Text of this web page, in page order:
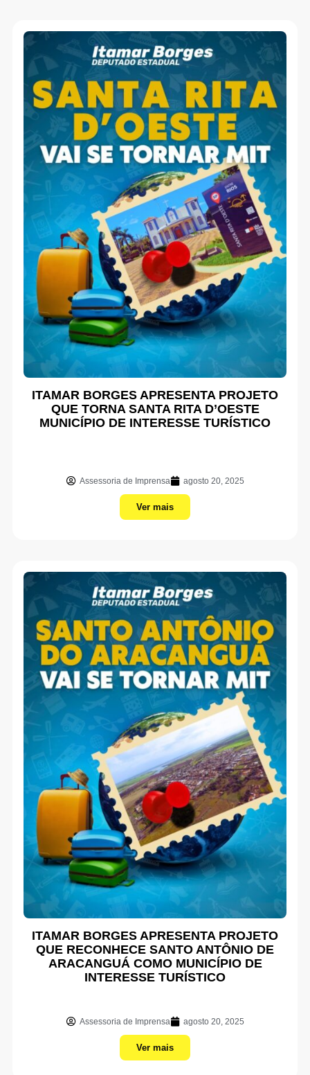
ITAMAR BORGES APRESENTA PROJETO
QUE TORNA SANTA RITA D’OESTE
MUNICÍPIO DE INTERESSE TURÍSTICO
Assessoria de Imprensa agosto 20, 2025
Ver mais
ITAMAR BORGES APRESENTA PROJETO
QUE RECONHECE SANTO ANTÔNIO DE
ARACANGUÁ COMO MUNICÍPIO DE
INTERESSE TURÍSTICO
Assessoria de Imprensa agosto 20, 2025
Ver mais